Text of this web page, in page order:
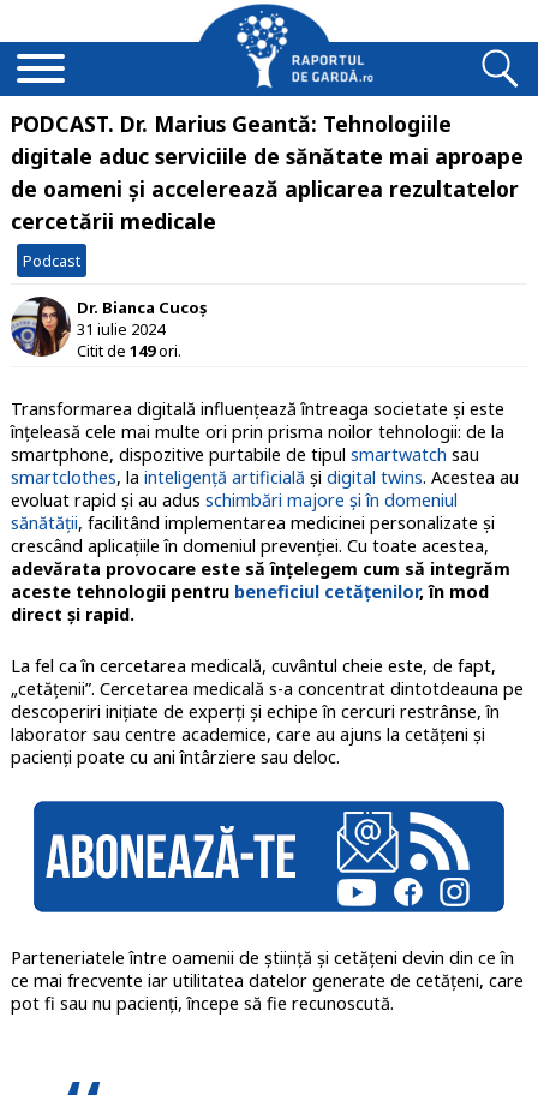
PODCAST. Dr. Marius Geantă: Tehnologiile
digitale aduc serviciile de sănătate mai aproape
de oameni și accelerează aplicarea rezultatelor
cercetării medicale
Podcast
Dr. Bianca Cucoș
31 iulie 2024
Citit de 149ori.
Transformarea digitală influențează întreaga societate și este
înțeleasă cele mai multe ori prin prisma noilor tehnologii: de la
smartphone, dispozitive purtabile de tipul smartwatch sau
smartclothes, la inteligență artificială și digital twins. Acestea au
evoluat rapid și au adus schimbări majore și în domeniul
sănătății, facilitând implementarea medicinei personalizate și
crescând aplicațiile în domeniul prevenției. Cu toate acestea,
adevărata provocare este să înțelegem cum să integrăm
aceste tehnologii pentru beneficiul cetățenilor, în mod
direct și rapid.
La fel ca în cercetarea medicală, cuvântul cheie este, de fapt,
„cetățenii”. Cercetarea medicală s-a concentrat dintotdeauna pe
descoperiri inițiate de experți și echipe în cercuri restrânse, în
laborator sau centre academice, care au ajuns la cetățeni și
pacienți poate cu ani întârziere sau deloc.
Parteneriatele între oamenii de știință și cetățeni devin din ce în
ce mai frecvente iar utilitatea datelor generate de cetățeni, care
pot fi sau nu pacienți, începe să fie recunoscută.